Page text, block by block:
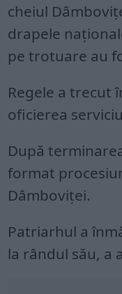
cheiul
drapele
pe trotuare au
Regele a trecut
oficierea
După
format
Dâmboviței.
Patriarhul a
la rândul său, a